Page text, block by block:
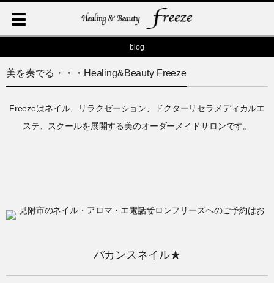
blog
美を奏でる・・・Healing&Beauty Freeze
Freezeはネイル、リラクゼーション、ドクターリセラメディカルエ
ステ、スクールを展開する美のオーダーメイドサロンです。
バカンスネイル★